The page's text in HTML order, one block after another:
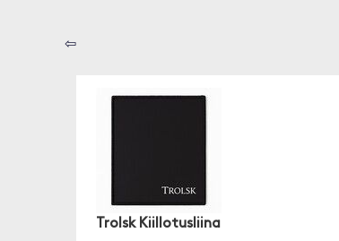
⇦
Trolsk Kiillotusliina